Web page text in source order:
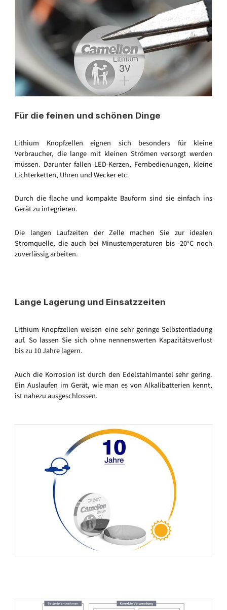
Für die feinen und schönen Dinge
Lithium Knopfzellen eignen sich besonders für kleine
Verbraucher, die lange mit kleinen Strömen versorgt werden
müssen. Darunter fallen LED-Kerzen, Fernbedienungen, kleine
Lichterketten, Uhren und Wecker etc.
Durch die flache und kompakte Bauform sind sie einfach ins
Gerät zu integrieren.
Die langen Laufzeiten der Zelle machen Sie zur idealen
Stromquelle, die auch bei Minustemperaturen bis -20°C noch
zuverlässig arbeiten.
Lange Lagerung und Einsatzzeiten
Lithium Knopfzellen weisen eine sehr geringe Selbstentladung
auf. So lassen Sie sich ohne nennenswerten Kapazitätsverlust
bis zu 10 Jahre lagern.
Auch die Korrosion ist durch den Edelstahlmantel sehr gering.
Ein Auslaufen im Gerät, wie man es von Alkalibatterien kennt,
ist nahezu ausgeschlossen.